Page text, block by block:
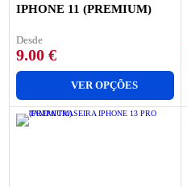
IPHONE 11 (PREMIUM)
Desde
9.00 €
VER OPÇÕES